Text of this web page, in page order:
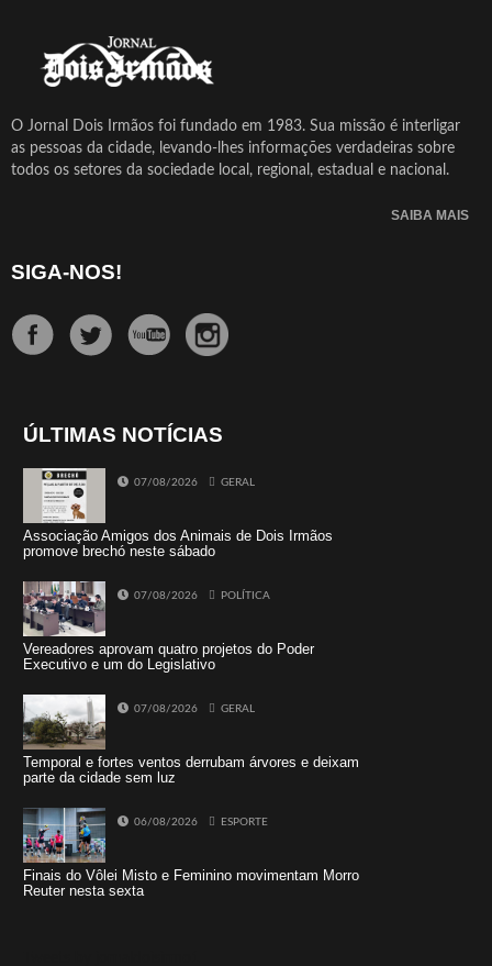
O Jornal Dois Irmãos foi fundado em 1983. Sua missão é interligar
as pessoas da cidade, levando-lhes informações verdadeiras sobre
todos os setores da sociedade local, regional, estadual e nacional.
SAIBA MAIS
SIGA-NOS!
ÚLTIMAS NOTÍCIAS
07/08/2026 GERAL
Associação Amigos dos Animais de Dois Irmãos
promove brechó neste sábado
07/08/2026 POLÍTICA
Vereadores aprovam quatro projetos do Poder
Executivo e um do Legislativo
07/08/2026 GERAL
Temporal e fortes ventos derrubam árvores e deixam
parte da cidade sem luz
06/08/2026 ESPORTE
Finais do Vôlei Misto e Feminino movimentam Morro
Reuter nesta sexta